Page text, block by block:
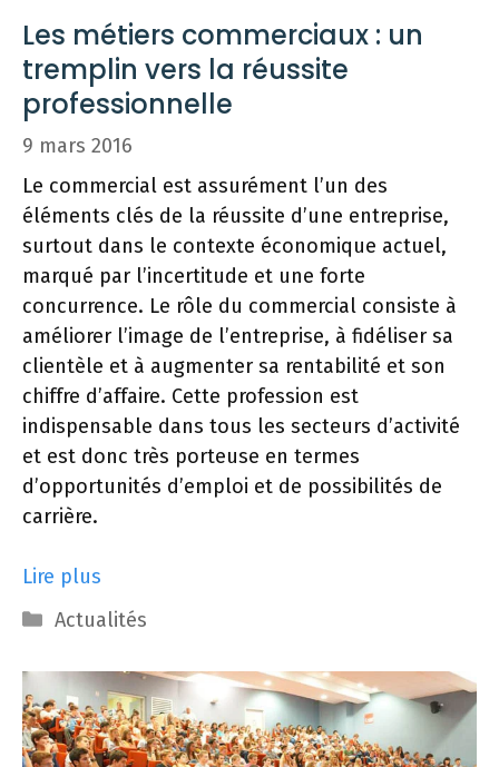
Les métiers commerciaux : un
tremplin vers la réussite
professionnelle
9 mars 2016
Le commercial est assurément l’un des
éléments clés de la réussite d’une entreprise,
surtout dans le contexte économique actuel,
marqué par l’incertitude et une forte
concurrence. Le rôle du commercial consiste à
améliorer l’image de l’entreprise, à fidéliser sa
clientèle et à augmenter sa rentabilité et son
chiffre d’affaire. Cette profession est
indispensable dans tous les secteurs d’activité
et est donc très porteuse en termes
d’opportunités d’emploi et de possibilités de
carrière.
Lire plus
Catégories
Actualités